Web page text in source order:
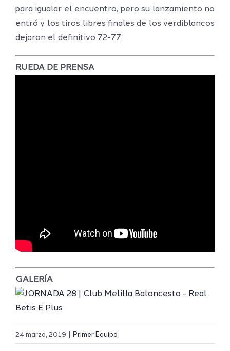
para igualar el encuentro, pero su lanzamiento no
entró y los tiros libres finales de los verdiblancos
dejaron el definitivo 72-77.
RUEDA DE PRENSA
GALERÍA
24 marzo, 2019 Primer Equipo
El Melilla